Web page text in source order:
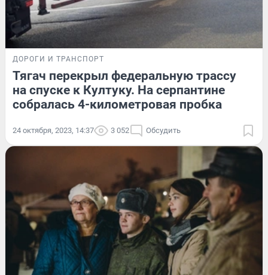
ДОРОГИ И ТРАНСПОРТ
Тягач перекрыл федеральную трассу
на спуске к Култуку. На серпантине
собралась 4-километровая пробка
24 октября, 2023, 14:37 3 052 Обсудить